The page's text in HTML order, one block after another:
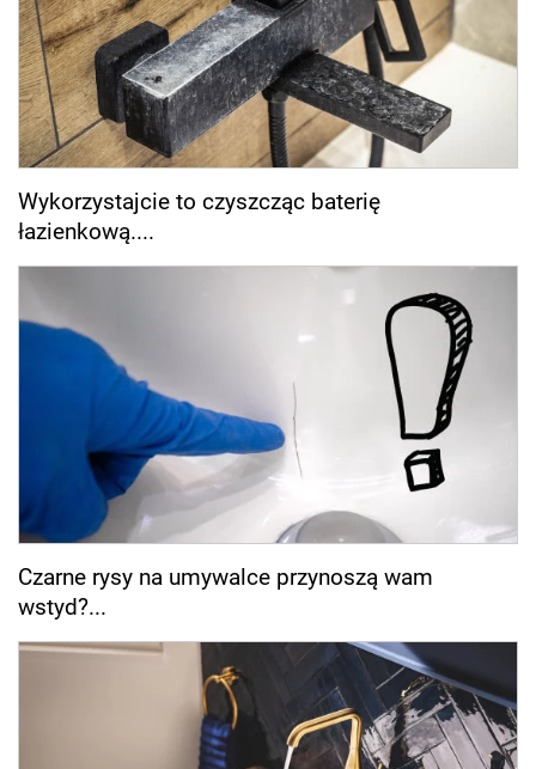
Wykorzystajcie to czyszcząc baterię
łazienkową....
Czarne rysy na umywalce przynoszą wam
wstyd?...